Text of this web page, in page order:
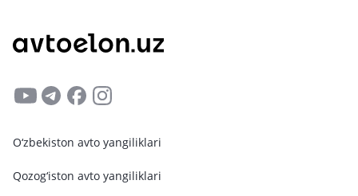
O‘zbekiston avto yangiliklari
Qozog‘iston avto yangiliklari